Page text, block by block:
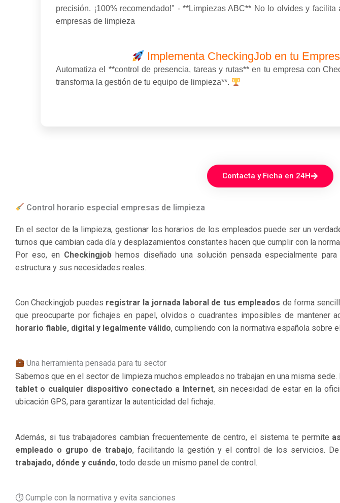
precisión. ¡100% recomendado!" - **Limpiezas ABC** No lo olvides y
empresas de limpieza
Implementa CheckingJob en tu
Automatiza el **control de presencia, tareas y rutas** en tu empresa con
transforma la gestión de tu equipo de limpieza**.
Contacta y Ficha en 24H
Control horario especial empresas de limpieza
En el sector de la limpieza, gestionar los horarios de los empleados puede ser un
turnos que cambian cada día y desplazamientos constantes hacen que cumplir con la
Por eso, en Checkingjobhemos diseñado una solución pensada especialmente para
estructura y sus necesidades reales.
Con Checkingjob puedes registrar la jornada laboral de tus empleados de forma
que preocuparte por fichajes en papel, olvidos o cuadrantes imposibles de mantener
horario fiable, digital y legalmente válido, cumpliendo con la normativa española sobre
Una herramienta pensada para tu sector
Sabemos que en el sector de limpieza muchos empleados no trabajan en una misma
tablet o cualquier dispositivo conectado a Internet, sin necesidad de estar en la
ubicación GPS, para garantizar la autenticidad del fichaje.
Además, si tus trabajadores cambian frecuentemente de centro, el sistema te permite
empleado o grupo de trabajo, facilitando la gestión y el control de los servicios.
trabajado, dónde y cuándo, todo desde un mismo panel de control.
⏱ Cumple con la normativa y evita sanciones